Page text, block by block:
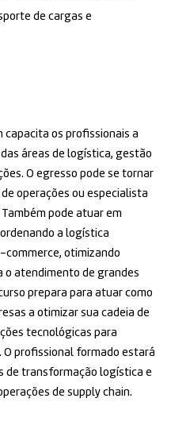
de cargas e
capacita os profissionais a
áreas de logística, gestão
O egresso pode se tornar
operações ou especialista
pode atuar em
a logística
commerce, otimizando
o atendimento de grandes
prepara para atuar como
a otimizar sua cadeia de
tecnológicas para
profissional formado estará
de transformação logística e
de supply chain.